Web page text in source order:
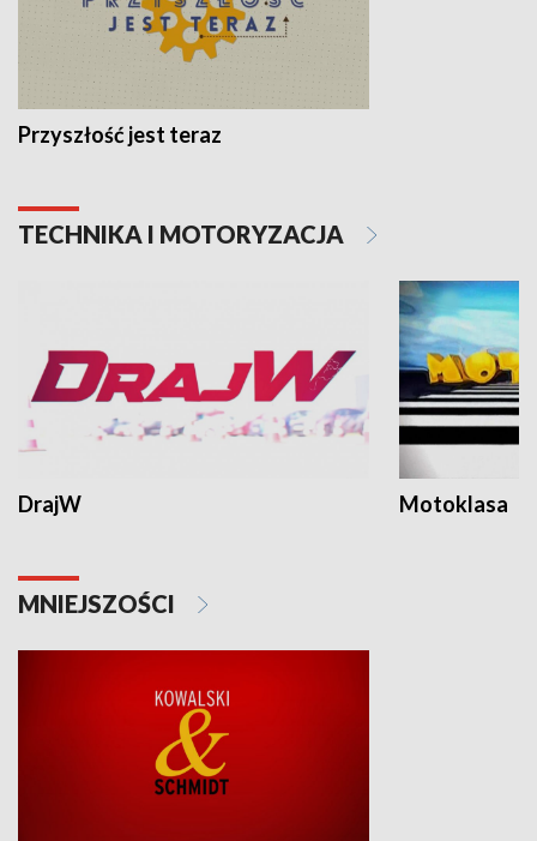
Przyszłość jest teraz
TECHNIKA I MOTORYZACJA
DrajW Motoklasa
MNIEJSZOŚCI